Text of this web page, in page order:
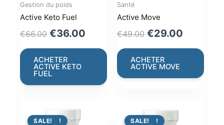
Gestion du poids
Active Keto Fuel
€66.00 Original
price
was:
€66.00.
€36.00 Current
price
€36.00.
ACHETER
ACTIVE KETO
FUEL
Santé
Active Move
€49.00 Original
price
was:
€49.00.
€29.00
price
€29.00.
ACHETER
ACTIVE MOVE
PROMO !
SALE! PROMO !
SALE!